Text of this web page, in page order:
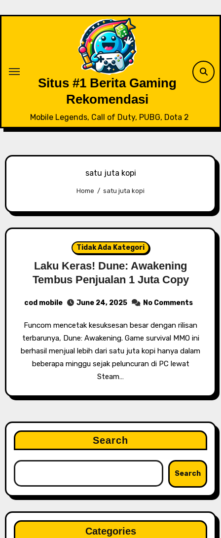
Situs #1 Berita Gaming
Rekomendasi
Mobile Legends, Call of Duty, PUBG, Dota 2
satu juta kopi
Home satu juta kopi
Tidak Ada Kategori
Laku Keras! Dune: Awakening
Tembus Penjualan 1 Juta Copy
cod mobile June 24, 2025 No Comments
Funcom mencetak kesuksesan besar dengan rilisan
terbarunya, Dune: Awakening. Game survival MMO ini
berhasil menjual lebih dari satu juta kopi hanya dalam
beberapa minggu sejak peluncuran di PC lewat
Steam…
Search
Search
Categories